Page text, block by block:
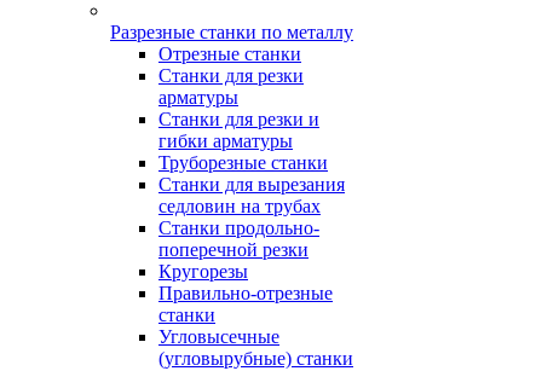
Разрезные станки по металлу
Отрезные станки
Станки для резки
арматуры
Станки для резки и
гибки арматуры
Труборезные станки
Станки для вырезания
седловин на трубаx
Станки продольно-
поперечной резки
Кругорезы
Правильно-отрезные
станки
Угловысечные
(угловырубные) станки